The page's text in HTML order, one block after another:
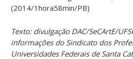
(2014/1hora58min/PB)
Texto: divulgação DAC/SeCArtE/
informações do Sindicato dos
Universidades Federais de Santa